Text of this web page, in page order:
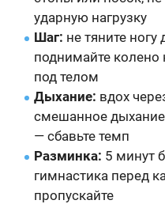
ударную нагрузку
Шаг: не тяните ногу
поднимайте
под телом
Дыхание: вдох
смешанное
— сбавьте темп
Разминка: 5 минут
гимнастика перед
пропускайте